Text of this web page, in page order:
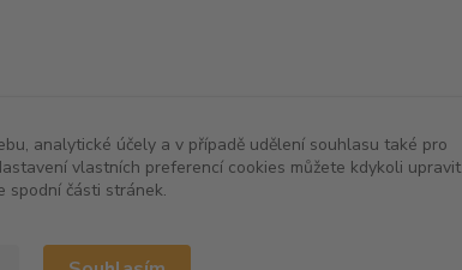
analytické účely a v případě udělení souhlasu také pro
vlastních preferencí cookies můžete kdykoli upravit
spodní části stránek.